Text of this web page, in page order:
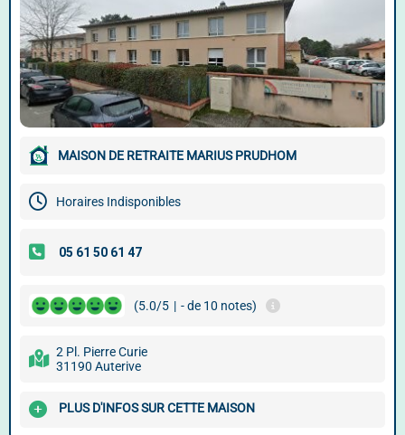
MAISON DE RETRAITE MARIUS PRUDHOM
Horaires Indisponibles
(5.0/5 | - de 10 notes)
2 Pl. Pierre Curie
31190 Auterive
PLUS D'INFOS SUR CETTE MAISON